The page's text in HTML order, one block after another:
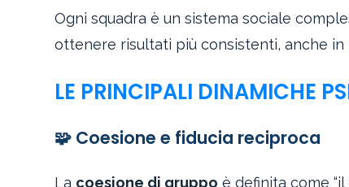
Ogni squadra è un sistema sociale
ottenere risultati più consistenti, anche in
LE PRINCIPALI DINAMICHE
🧩 Coesione e fiducia reciproca
La coesione di gruppo è definita come